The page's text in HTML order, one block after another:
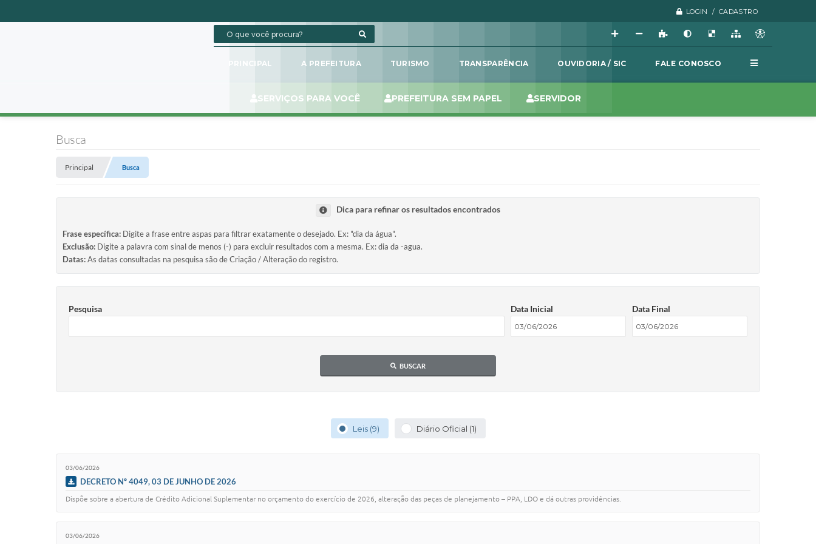
LOGIN / CADASTRO
PRINCIPAL A PREFEITURA TURISMO TRANSPARÊNCIA OUVIDORIA / SIC FALE CONOSCO
SERVIÇOS PARA VOCÊ PREFEITURA SEM PAPEL SERVIDOR
Busca
Principal Busca
Dica para refinar os resultados encontrados
Frase específica: Digite a frase entre aspas para filtrar exatamente o desejado. Ex: "dia da água".
Exclusão: Digite a palavra com sinal de menos (-) para excluir resultados com a mesma. Ex: dia da -agua.
Datas:As datas consultadas na pesquisa são de Criação / Alteração do registro.
Pesquisa Data Inicial Data Final
BUSCAR
Leis (9) Diário Oficial (1)
03/06/2026
DECRETO Nº 4049, 03 DE JUNHO DE 2026
Dispõe sobre a abertura de Crédito Adicional Suplementar no orçamento do exercício de 2026, alteração das peças de planejamento – PPA, LDO e dá outras providências.
03/06/2026